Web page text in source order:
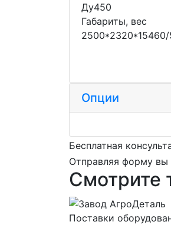
Ду450
Габариты, вес
2500*2320*15460/
Опции
Бесплатная
Отправляя форму вы
Смотрите
Поставки